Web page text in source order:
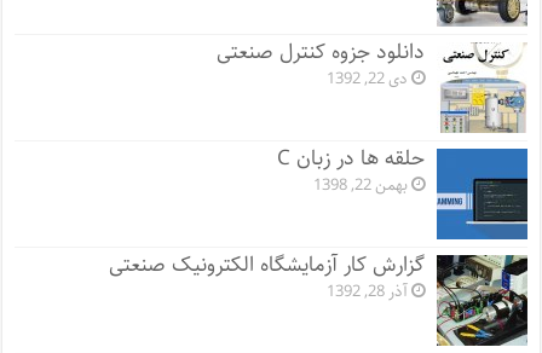
دانلود جزوه کنترل صنعتی
دی 22, 1392
حلقه ها در زبان C
بهمن 22, 1398
گزارش کار آزمایشگاه الکترونیک صنعتی
آذر 28, 1392